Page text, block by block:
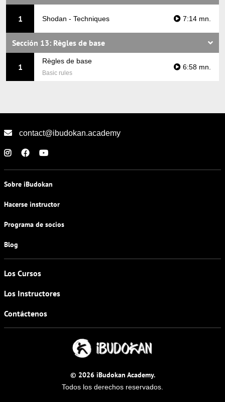
1 Shodan - Techniques 7:14 mn.
Sección 13: Règles de base
1
Règles de base
Basic rules
6:58 mn.
© 2026 iBudokan Academy.
Todos los derechos reservados.
Los Cursos
Los Instructores
Contáctenos
Sobre iBudokan
Hacerse instructor
Programa de socios
Blog
contact@ibudokan.academy